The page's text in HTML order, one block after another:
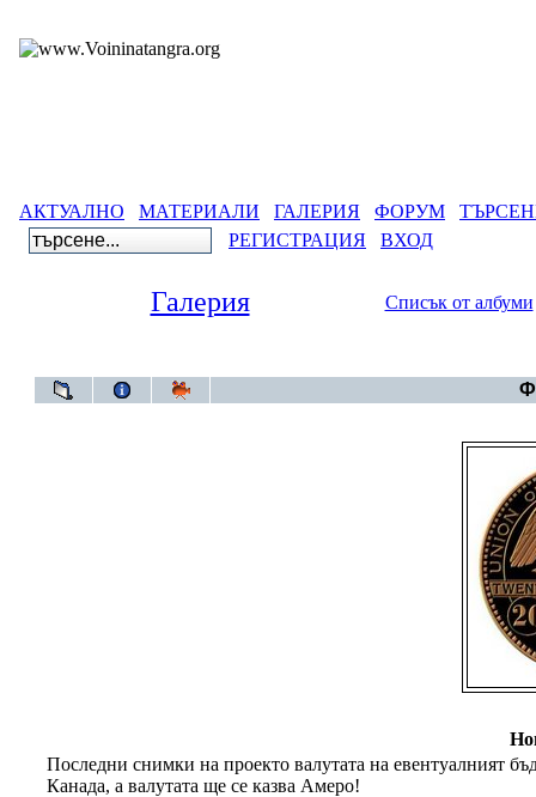
АКТУАЛНО МАТЕРИАЛИ ГАЛЕРИЯ ФОРУМ
РЕГИСТРАЦИЯ
ВХОД
Галерия Списък от албуми
Последни снимки на проекто валутата на
Канада, а валутата ще се казва Амеро!